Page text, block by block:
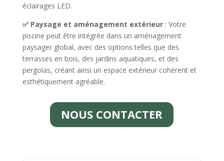
éclairages LED.
✅ Paysage et aménagement extérieur: Votre
piscine peut être intégrée dans un aménagement
paysager global, avec des options telles que des
terrasses en bois, des jardins aquatiques, et des
pergolas, créant ainsi un espace extérieur cohérent et
esthétiquement agréable.
NOUS CONTACTER